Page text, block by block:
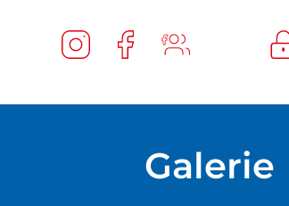
Galerie